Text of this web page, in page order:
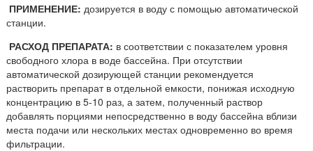
ПРИМЕНЕНИЕ: дозируется в воду с помощью автоматической
станции.
РАСХОД ПРЕПАРАТА: в соответствии с показателем уровня
свободного хлора в воде бассейна. При отсутствии
автоматической дозирующей станции рекомендуется
растворить препарат в отдельной емкости, понижая исходную
концентрацию в 5-10 раз, а затем, полученный раствор
добавлять порциями непосредственно в воду бассейна вблизи
места подачи или нескольких местах одновременно во время
фильтрации.